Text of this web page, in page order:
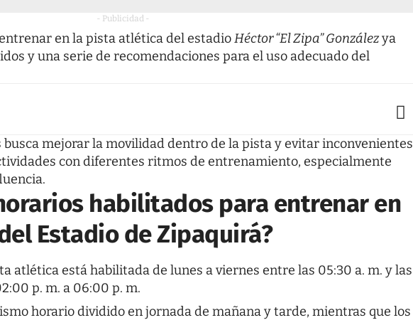
- Publicidad -
en la pista atlética del estadioHéctor “El Zipa” Gonzálezya
y una serie de recomendaciones para el uso adecuado del
mejorar la movilidad dentro de la pista y evitar inconvenientes
con diferentes ritmos de entrenamiento, especialmente
habilitados para entrenar en
Estadio de Zipaquirá?
atlética está habilitada de lunes a viernes entre las 05:30 a. m. y las
p. m. a 06:00 p. m.
horario dividido en jornada de mañana y tarde, mientras que los